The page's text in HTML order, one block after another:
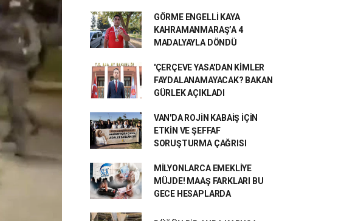
GÖRME ENGELLİ KAYA
KAHRAMANMARAŞ’A 4
MADALYAYLA DÖNDÜ
'ÇERÇEVE YASA'DAN KİMLER
FAYDALANAMAYACAK? BAKAN
GÜRLEK AÇIKLADI
VAN'DA ROJİN KABAİŞ İÇİN
ETKİN VE ŞEFFAF
SORUŞTURMA ÇAĞRISI
MİLYONLARCA EMEKLİYE
MÜJDE! MAAŞ FARKLARI BU
GECE HESAPLARDA